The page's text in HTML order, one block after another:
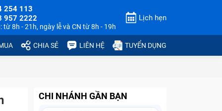
254 113
957 2222
từ 8h - 21h, ngày lễ và CN từ 8h - 19h
Lịch hẹn
CHIA SẺ LIÊN HỆ TUYỂN DỤNG
CHI NHÁNH GẦN BẠN